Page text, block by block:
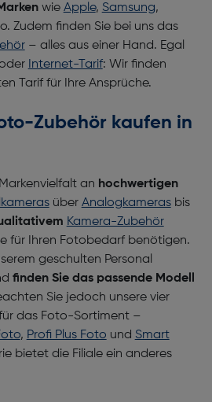
wie Apple, Samsung,
Zudem finden Sie bei uns das
– alles aus einer Hand. Egal
Internet-Tarif: Wir finden
Tarif für Ihre Ansprüche.
Zubehör kaufen in
an hochwertigen
über Analogkamerasbis
Kamera-Zubehör
für Ihren Fotobedarf benötigen.
geschulten Personal
finden Sie das passende Modell
Sie jedoch unsere vier
das Foto-Sortiment –
, Profi Plus Foto und Smart
bietet die Filiale ein anderes